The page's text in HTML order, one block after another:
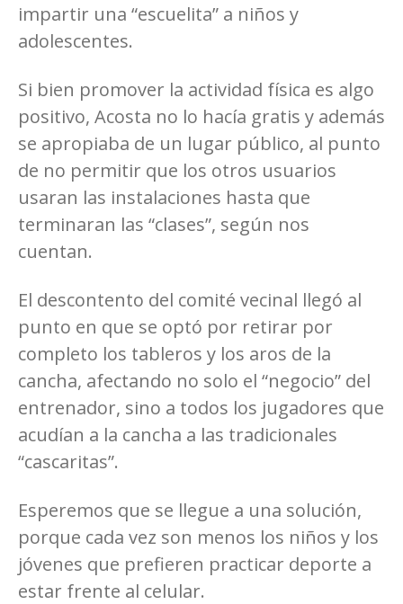
impartir una “escuelita” a niños y
adolescentes.
Si bien promover la actividad física es algo
positivo, Acosta no lo hacía gratis y además
se apropiaba de un lugar público, al punto
de no permitir que los otros usuarios
usaran las instalaciones hasta que
terminaran las “clases”, según nos
cuentan.
El descontento del comité vecinal llegó al
punto en que se optó por retirar por
completo los tableros y los aros de la
cancha, afectando no solo el “negocio” del
entrenador, sino a todos los jugadores que
acudían a la cancha a las tradicionales
“cascaritas”.
Esperemos que se llegue a una solución,
porque cada vez son menos los niños y los
jóvenes que prefieren practicar deporte a
estar frente al celular.